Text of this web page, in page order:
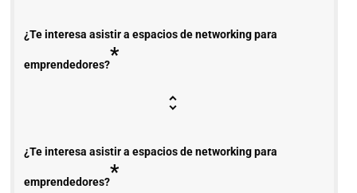
¿Te interesa asistir a espacios de networking para
emprendedores?*
¿Te interesa asistir a espacios de networking para
emprendedores?*